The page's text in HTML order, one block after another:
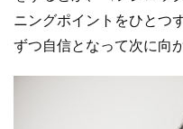
ニングポイントをひとつ
ずつ自信となって次に向